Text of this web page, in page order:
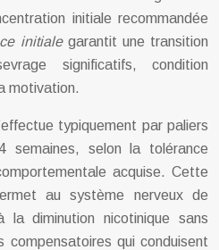
initiale recommandée
initialegarantit une transition
significatifs, condition
motivation.
typiquement par paliers
semaines, selon la tolérance
acquise. Cette
au système nerveux de
la diminution nicotinique sans
compensatoires qui conduisent